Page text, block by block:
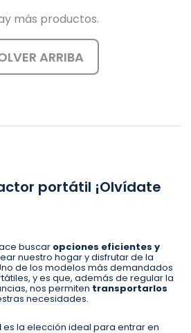
más productos.
ARRIBA
portátil ¡Olvídate
buscar opciones eficientes y
nuestro hogar y disfrutar de la
de los modelos más demandados
y es que, además de regular la
nos permiten transportarlos
necesidades.
es la elección ideal para entrar en